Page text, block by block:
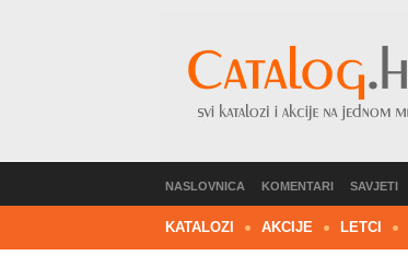
NASLOVNICA KOMENTARI SAVJETI
KATALOZI AKCIJE LETCI